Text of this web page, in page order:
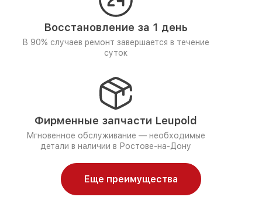
Восстановление за 1 день
В 90% случаев ремонт завершается в течение
суток
Фирменные запчасти Leupold
Мгновенное обслуживание — необходимые
детали в наличии в Ростове-на-Дону
Еще преимущества